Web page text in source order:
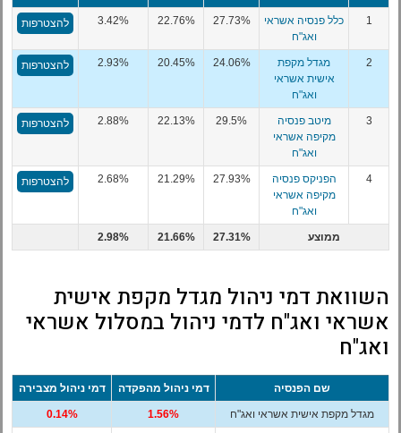
1
כלל פנסיה אשראי
ואג"ח
27.73%
22.76%
3.42% להצטרפות
2
מגדל מקפת
אישית אשראי
ואג"ח
24.06%
20.45%
2.93% להצטרפות
3
מיטב פנסיה
מקיפה אשראי
ואג"ח
29.5%
22.13%
2.88% להצטרפות
4
הפניקס פנסיה
מקיפה אשראי
ואג"ח
27.93%
21.29%
2.68% להצטרפות
ממוצע 27.31%
21.66%
2.98%
השוואת דמי ניהול מגדל מקפת אישית
אשראי ואג"ח לדמי ניהול במסלול אשראי
ואג"ח
שם הפנסיה דמי ניהול מהפקדה דמי ניהול מצבירה
מגדל מקפת אישית אשראי ואג"ח 1.56%
0.14%